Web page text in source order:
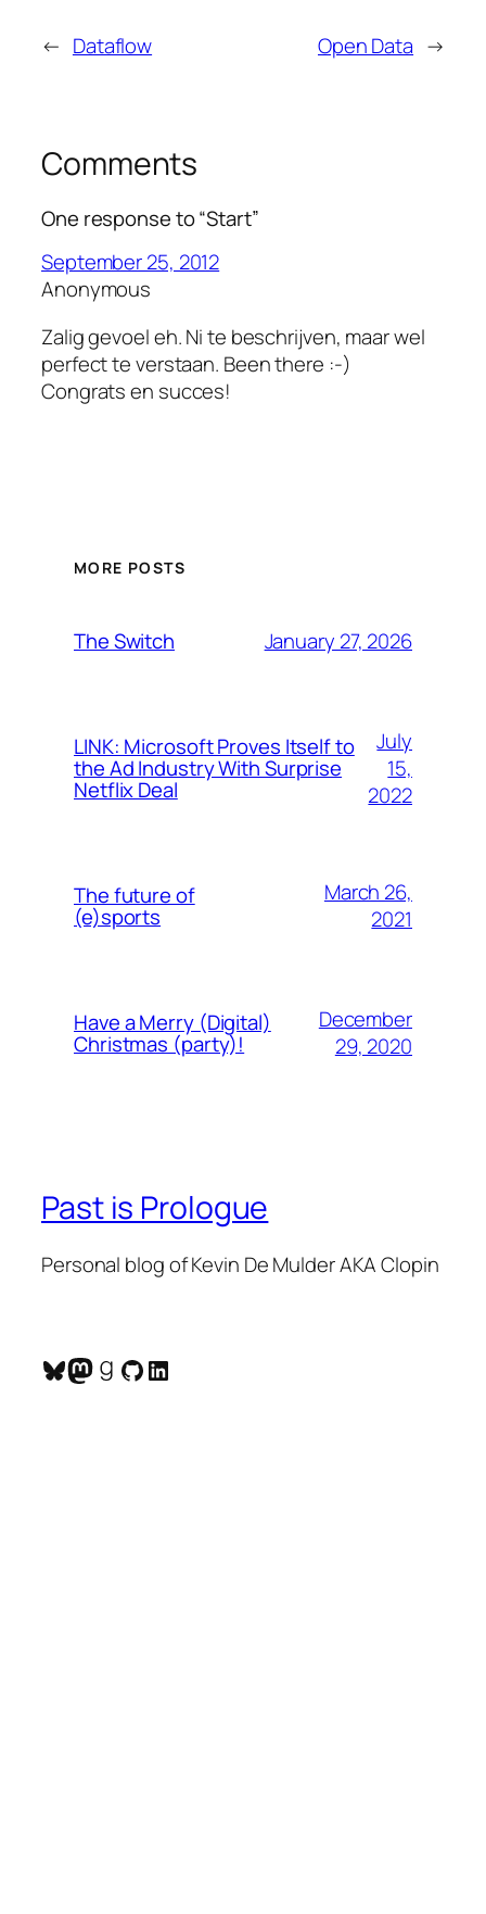
← Dataflow Open Data →
Comments
One response to “Start”
September 25, 2012
Anonymous
Zalig gevoel eh. Ni te beschrijven, maar wel
perfect te verstaan. Been there :-)
Congrats en succes!
MORE POSTS
The Switch January 27, 2026
LINK: Microsoft Proves Itself to
the Ad Industry With Surprise
Netflix Deal
July
15,
2022
The future of
(e)sports
March 26,
2021
Have a Merry (Digital)
Christmas (party)!
December
29, 2020
Past is Prologue
Personal blog of Kevin De Mulder AKA Clopin
Bluesky
Mastodon
Goodreads
GitHub
LinkedIn